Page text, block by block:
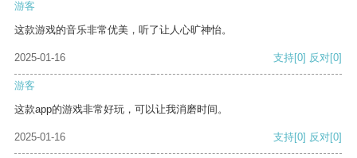
游客
这款游戏的音乐非常优美，听了让人心旷神怡。
2025-01-16 支持[0] 反对[0]
游客
这款app的游戏非常好玩，可以让我消磨时间。
2025-01-16 支持[0] 反对[0]